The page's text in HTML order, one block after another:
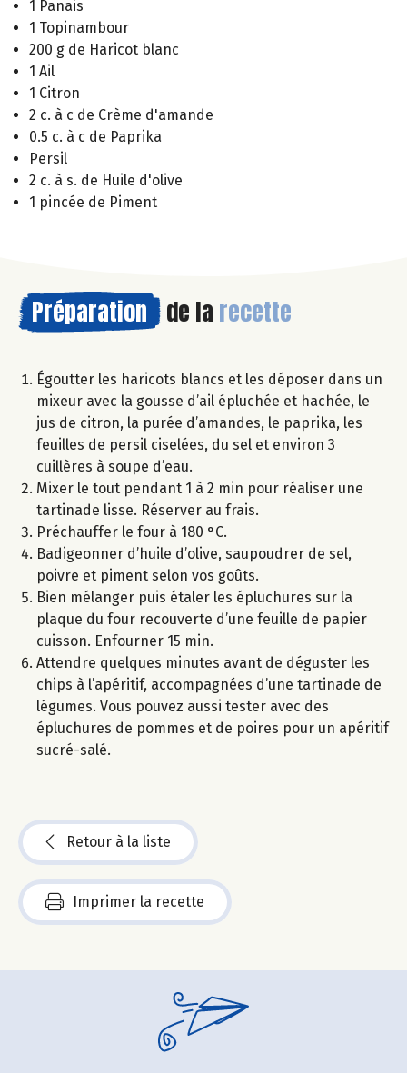
1 Panais
1 Topinambour
200 g de Haricot blanc
1 Ail
1 Citron
2 c. à c de Crème d'amande
0.5 c. à c de Paprika
Persil
2 c. à s. de Huile d'olive
1 pincée de Piment
Préparation de la recette
Égoutter les haricots blancs et les déposer dans un
mixeur avec la gousse d’ail épluchée et hachée, le
jus de citron, la purée d’amandes, le paprika, les
feuilles de persil ciselées, du sel et environ 3
cuillères à soupe d’eau.
Mixer le tout pendant 1 à 2 min pour réaliser une
tartinade lisse. Réserver au frais.
Préchauffer le four à 180 °C.
Badigeonner d’huile d’olive, saupoudrer de sel,
poivre et piment selon vos goûts.
Bien mélanger puis étaler les épluchures sur la
plaque du four recouverte d’une feuille de papier
cuisson. Enfourner 15 min.
Attendre quelques minutes avant de déguster les
chips à l’apéritif, accompagnées d’une tartinade de
légumes. Vous pouvez aussi tester avec des
épluchures de pommes et de poires pour un apéritif
sucré-salé.
Retour à la liste
Imprimer la recette